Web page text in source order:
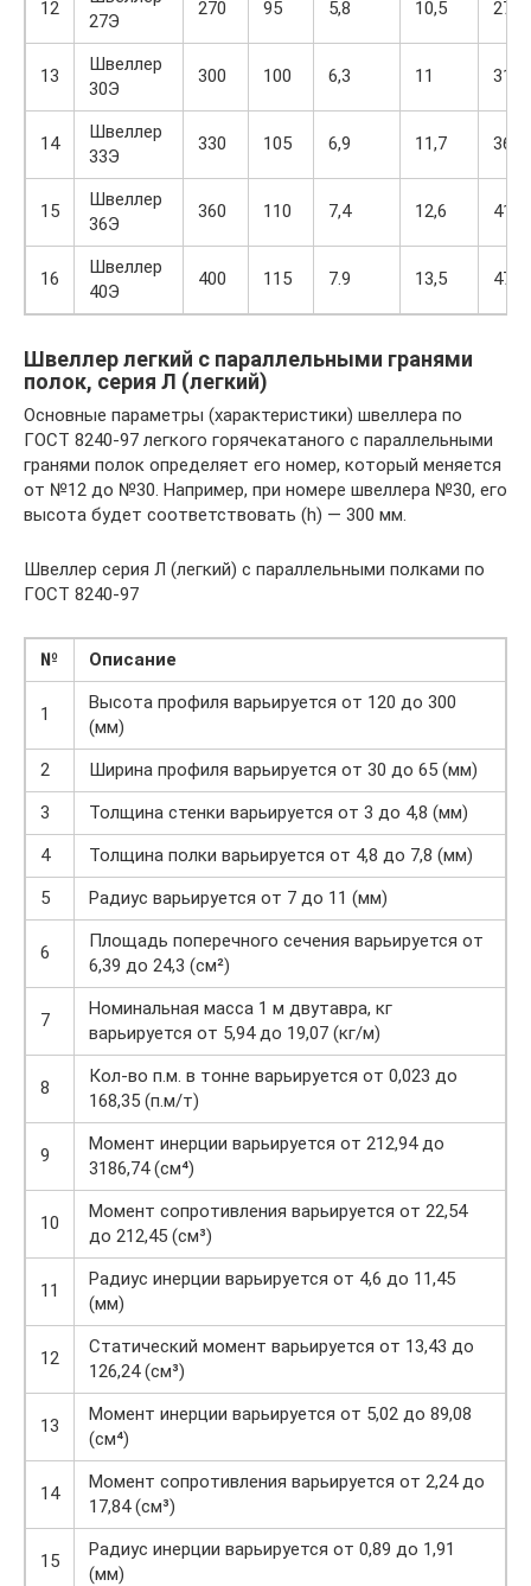
12
27Э
270 95 5,8 10,5
13
Швеллер
30Э
300 100 6,3 11
14
Швеллер
33Э
330 105 6,9 11,7
15
Швеллер
36Э
360 110 7,4 12,6
16
Швеллер
40Э
400 115 7.9 13,5
Швеллер легкий с параллельными гранями
полок, серия Л (легкий)
Основные параметры (характеристики) швеллера по
ГОСТ 8240-97 легкого горячекатаного с параллельными
гранями полок определяет его номер, который меняется
от №12 до №30. Например, при номере швеллера №30, его
высота будет соответствовать (h) — 300 мм.
Швеллер серия Л (легкий) с параллельными полками по
ГОСТ 8240-97
№ Описание
1
Высота профиля варьируется от 120 до 300
(мм)
2
Ширина профиля варьируется от 30 до 65 (мм)
3
Толщина стенки варьируется от 3 до 4,8 (мм)
4
Толщина полки варьируется от 4,8 до 7,8 (мм)
5
Радиус варьируется от 7 до 11 (мм)
6
Площадь поперечного сечения варьируется от
6,39 до 24,3 (см²)
7
Номинальная масса 1 м двутавра, кг
варьируется от 5,94 до 19,07 (кг/м)
8
Кол-во п.м. в тонне варьируется от 0,023 до
168,35 (п.м/т)
9
Момент инерции варьируется от 212,94 до
3186,74 (см⁴)
10
Момент сопротивления варьируется от 22,54
до 212,45 (см³)
11
Радиус инерции варьируется от 4,6 до 11,45
(мм)
12
Статический момент варьируется от 13,43 до
126,24 (см³)
13
Момент инерции варьируется от 5,02 до 89,08
(см⁴)
14
Момент сопротивления варьируется от 2,24 до
17,84 (см³)
15
Радиус инерции варьируется от 0,89 до 1,91
(мм)